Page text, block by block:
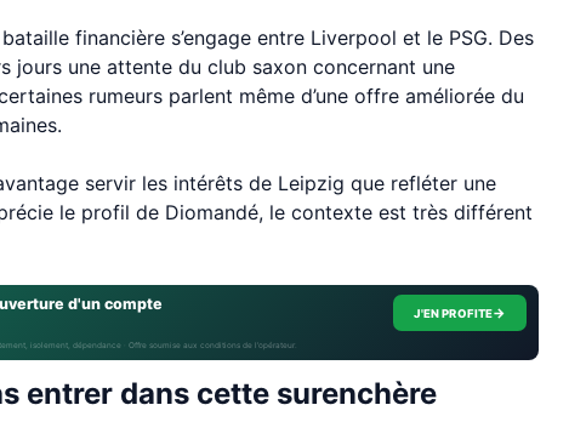
financière s’engage entre Liverpool et le PSG. Des
jours une attente du club saxon concernant une
rumeurs parlent même d’une offre améliorée du
servir les intérêts de Leipzig que refléter une
le profil de Diomandé, le contexte est très différent
d'un compte J'EN PROFITE→
isolement, dépendance · Offre soumise aux conditions de l’opérateur.
entrer dans cette surenchère